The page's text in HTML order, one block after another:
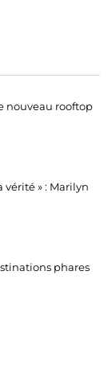
nouveau rooftop
vérité » : Marilyn
phares